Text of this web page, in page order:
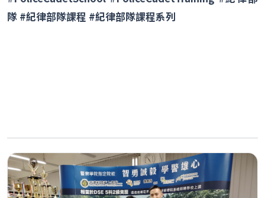
隊 #紀律部隊課程 #紀律部隊課程系列